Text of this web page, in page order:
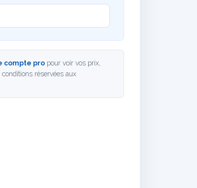
compte pro pour voir vos prix,
réservées aux